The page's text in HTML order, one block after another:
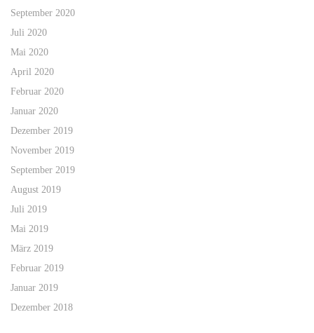
September 2020
Juli 2020
Mai 2020
April 2020
Februar 2020
Januar 2020
Dezember 2019
November 2019
September 2019
August 2019
Juli 2019
Mai 2019
März 2019
Februar 2019
Januar 2019
Dezember 2018